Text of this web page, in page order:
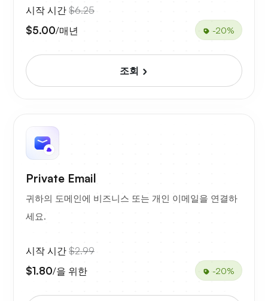
시작 시간 $6.25
$5.00/매년 -20%
조회
Private Email
귀하의 도메인에 비즈니스 또는 개인 이메일을 연결하
세요.
시작 시간 $2.99
$1.80/을 위한 -20%